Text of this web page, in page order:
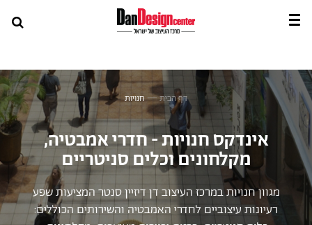
דף הבית—חנויות
אינדקס חנויות - חדרי אמבטיה,
מקלחונים וכלים סניטריים
מגוון חנויות במרכז העיצוב דן דיזיין סנטר המציעות שפע
רעיונות עיצוביים לחדרי האמבטיה והשירותים הכוללים: